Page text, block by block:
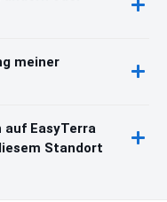
meiner
auf EasyTerra
Standort